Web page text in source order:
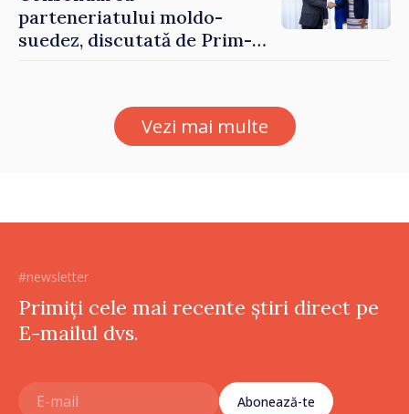
parteneriatului moldo-
suedez, discutată de Prim-
Petra Lärke
Vezi mai multe
#newsletter
Primiți cele mai recente știri direct pe
E-mailul dvs.
Abonează-te